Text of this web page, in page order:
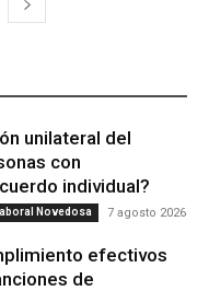
unilateral del
con
individual?
Novedosa 7 agosto 2026
efectivos
de